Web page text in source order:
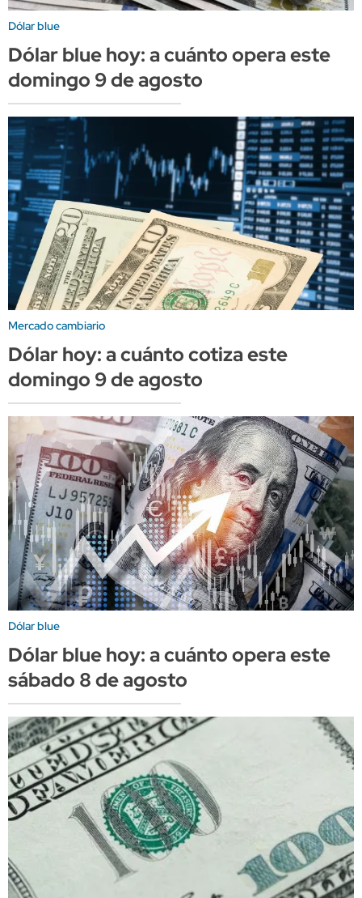
Dólar blue
Dólar blue hoy: a cuánto opera este
domingo 9 de agosto
Mercado cambiario
Dólar hoy: a cuánto cotiza este
domingo 9 de agosto
Dólar blue
Dólar blue hoy: a cuánto opera este
sábado 8 de agosto